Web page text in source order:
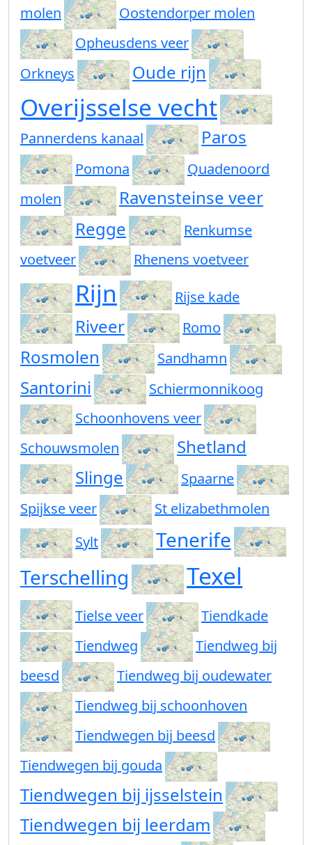
molen
Oostendorper molen
Opheusdens veer
Orkneys
Oude rijn
Overijsselse vecht
Pannerdens kanaal Paros
Pomona
Quadenoord
molen
Ravensteinse veer
Regge
Renkumse
voetveer
Rhenens voetveer
Rijn Rijse kade
Riveer Romo
Rosmolen Sandhamn
Santorini
Schiermonnikoog
Schoonhovens veer
Schouwsmolen
Shetland
Slinge
Spaarne
Spijkse veer
St elizabethmolen
Sylt
Tenerife
Terschelling
Texel
Tielse veer
Tiendkade
Tiendweg
Tiendweg bij
beesd
Tiendweg bij oudewater
Tiendweg bij schoonhoven
Tiendwegen bij beesd
Tiendwegen bij gouda
Tiendwegen bij ijsselstein
Tiendwegen bij leerdam